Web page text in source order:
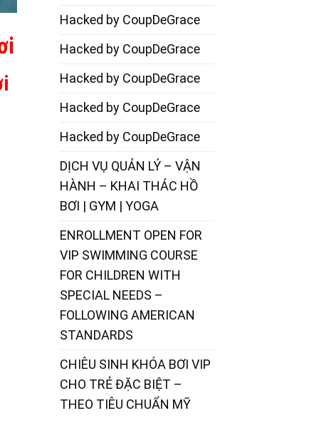
Hacked by CoupDeGrace
Hacked by CoupDeGrace
Hacked by CoupDeGrace
Hacked by CoupDeGrace
Hacked by CoupDeGrace
DỊCH VỤ QUẢN LÝ – VẬN
HÀNH – KHAI THÁC HỒ
BƠI | GYM | YOGA
ENROLLMENT OPEN FOR
VIP SWIMMING COURSE
FOR CHILDREN WITH
SPECIAL NEEDS –
FOLLOWING AMERICAN
STANDARDS
CHIÊU SINH KHÓA BƠI VIP
CHO TRẺ ĐẶC BIỆT –
THEO TIÊU CHUẨN MỸ